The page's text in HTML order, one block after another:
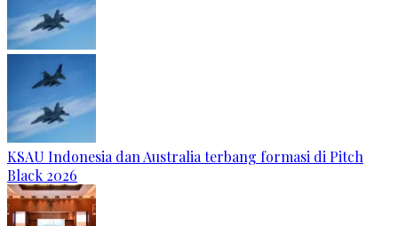
KSAU Indonesia dan Australia terbang formasi di Pitch
Black 2026